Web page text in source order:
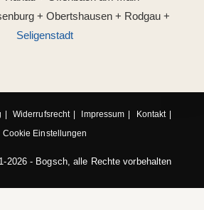
+ Obertshausen + Rodgau +
Seligenstadt
Widerrufsrecht Impressum
Kontakt
Cookie Einstellungen
2026 - Bogsch, alle Rechte vorbehalten